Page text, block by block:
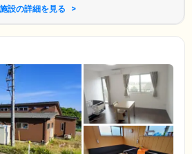
施設の詳細を見る